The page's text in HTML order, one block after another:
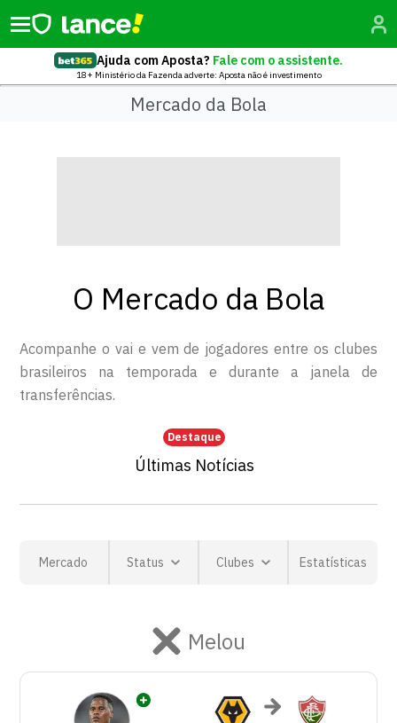
Ajuda com Aposta? Fale com o assistente.
18+ Ministério da Fazenda adverte: Aposta não é investimento
Mercado da Bola
O Mercado da Bola
Acompanhe o vai e vem de jogadores entre os clubes
brasileiros na temporada e durante a janela de
transferências.
Destaque
Últimas Notícias
Mercado Status Clubes Estatísticas
Melou